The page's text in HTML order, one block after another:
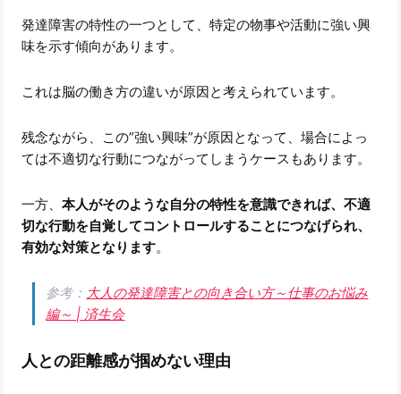
発達障害の特性の一つとして、特定の物事や活動に強い興
味を示す傾向があります。
これは脳の働き方の違いが原因と考えられています。
残念ながら、この”強い興味”が原因となって、場合によっ
ては不適切な行動につながってしまうケースもあります。
一方、本人がそのような自分の特性を意識できれば、不適
切な行動を自覚してコントロールすることにつなげられ、
有効な対策となります。
参考： 大人の発達障害との向き合い方～仕事のお悩み
編～ | 済生会
人との距離感が掴めない理由